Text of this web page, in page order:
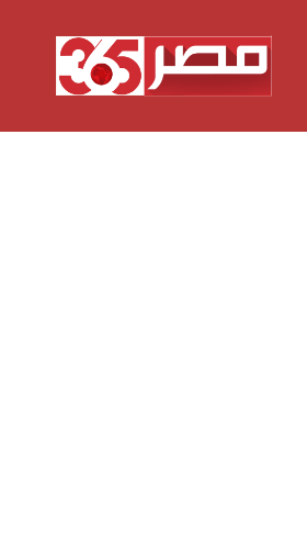
المحتوى